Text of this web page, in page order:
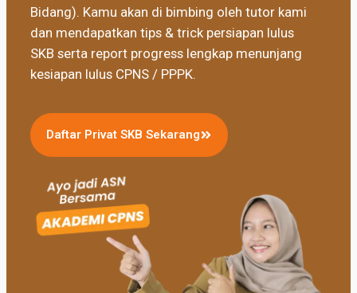
Bidang). Kamu akan di bimbing oleh tutor kami
dan mendapatkan tips & trick persiapan lulus
SKB serta report progress lengkap menunjang
kesiapan lulus CPNS / PPPK.
Daftar Privat SKB Sekarang